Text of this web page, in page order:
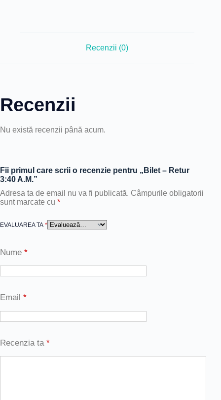
Recenzii (0)
Recenzii
Nu există recenzii până acum.
Fii primul care scrii o recenzie pentru „Bilet – Retur
3:40 A.M.”
Adresa ta de email nu va fi publicată. Câmpurile obligatorii
sunt marcate cu *
EVALUAREA TA *
Nume *
Email *
Recenzia ta *